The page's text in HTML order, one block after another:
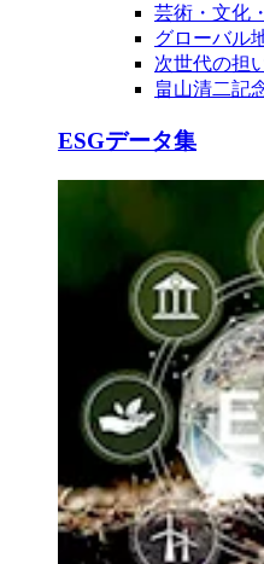
芸術・文化
グローバル
次世代の担
畠山清二記
ESGデータ集